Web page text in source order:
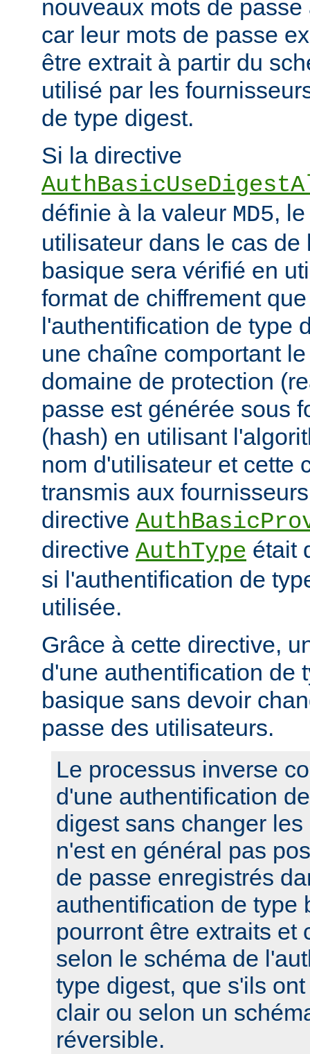
nouveaux mots de
car leur mots de passe
être extrait à partir du
utilisé par les
de type digest.
Si la directive
définie à la valeur MD5,
utilisateur dans le cas de
basique sera vérifié en
format de chiffrement
l'authentification de type
une chaîne comportant
domaine de protection
passe est générée sous
(hash) en utilisant
nom d'utilisateur et cette
transmis aux
directive
directive AuthType était
si l'authentification de
utilisée.
Grâce à cette directive,
d'une authentification de
basique sans devoir
passe des utilisateurs.
Le processus inverse
d'une authentification
digest sans changer
n'est en général pas
de passe enregistrés
authentification de type
pourront être extraits et
selon le schéma de
type digest, que s'ils
clair ou selon un
réversible.